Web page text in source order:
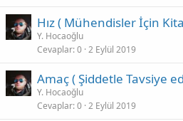
Hız ( Mühendisler İçin
Y. Hocaoğlu
Cevaplar 0 2 Eylül 2019
Amaç ( Şiddetle Tavsiye
Y. Hocaoğlu
Cevaplar 0 2 Eylül 2019